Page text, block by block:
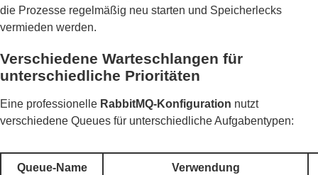
die Prozesse regelmäßig neu starten und Speicherlecks
vermieden werden.
Verschiedene Warteschlangen für
unterschiedliche Prioritäten
Eine professionelle RabbitMQ-Konfiguration nutzt
verschiedene Queues für unterschiedliche Aufgabentypen:
Queue-Name Verwendung